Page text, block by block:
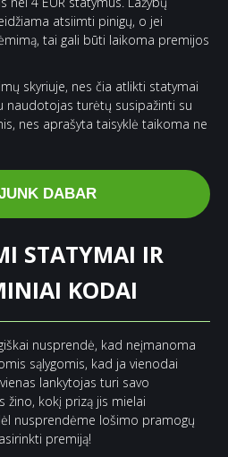
atsiimti pinigų, o jei
tai gali būti laikoma premijos
skyriuje, nes čia atlikti statymai
naudotojas turėtų susipažinti su
nes aprašyta taisyklė taikoma ne
DABAR
STATYMAI IR
KODAI
nusprendė, kad neįmanoma
sąlygomis, kad ja vienodai
lankytojas turi savo
žino, kokį prizą jis mielai
nusprendėme lošimo pramogų
premiją!